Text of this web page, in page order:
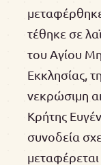
τέθηκε σε
του Αγίου
Εκκλησίας,
νεκρώσιμη
Κρήτης
συνοδεία
μεταφέρεται